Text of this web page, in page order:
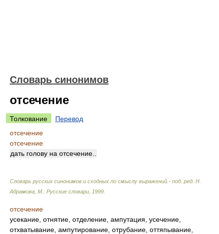
Словарь синонимов
отсечение
Толкование
Перевод
отсечение
отсечение
дать голову на отсечение..
Словарь русских синонимов и сходных по смыслу выражений.- под. ред. Н.
Абрамова, М.: Русские словари 1999
отсечение
усекание, отнятие, отделение, ампутация, усечение,
отхватывание, ампутирование, отрубание, оттяпывание,